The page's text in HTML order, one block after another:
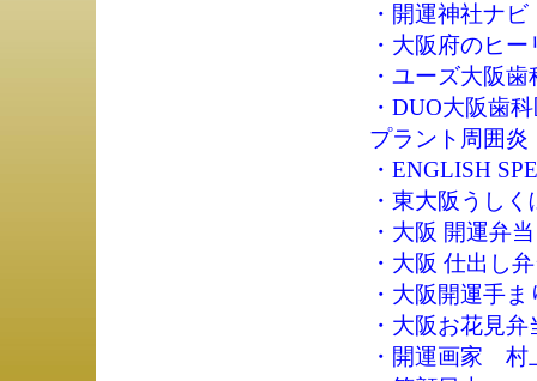
・ 開運神社ナビ
・ 大阪府のヒー
・ ユーズ大阪歯
・ DUO大阪歯
プラント周囲炎
・ ENGLISH
・ 東大阪うしく
・ 大阪 開運弁
・ 大阪 仕出し
・ 大阪開運手ま
・ 大阪お花見弁
・ 開運画家 村